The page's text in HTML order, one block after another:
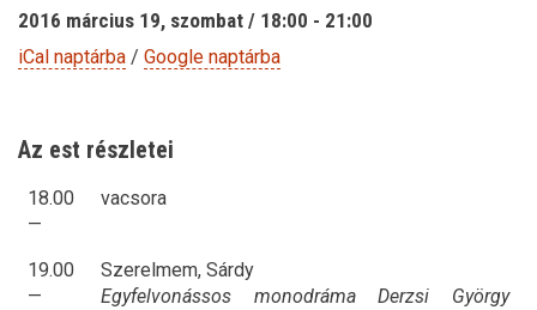
2016 március 19, szombat / 18:00 - 21:00
iCal naptárba / Google naptárba
Az est részletei
18.00
—
vacsora
19.00
—
Szerelmem, Sárdy
Egyfelvonássos monodráma Derzsi György